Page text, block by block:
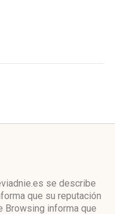
se describe
que su reputación
Browsing informa que